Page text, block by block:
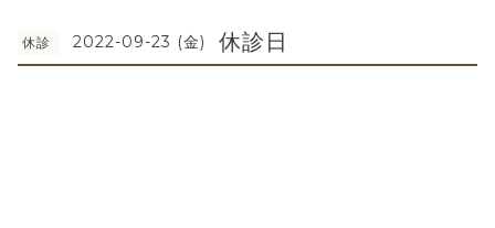
休診 2022-09-23 (金) 休診日